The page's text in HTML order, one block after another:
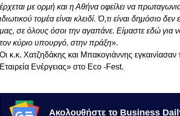
έρχεται με ορμή και η Αθήνα οφείλει να
ιδιωτικού τομέα είναι κλειδί. Ό,τι είναι δημόσιο
μας, σε όλους όσοι την αγαπάνε. Είμαστε εδώ
τον κύριο υπουργό, στην πράξη».
Οι κ.κ. Χατζηδάκης και Μπακογιάννης
Εταιρεία Ενέργειας» στο Eco -Fest.
Ακολουθήστε το Business